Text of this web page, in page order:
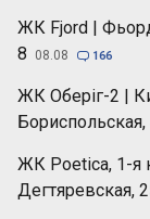
ЖК Fjord |
8
08.08  166
ЖК Оберіг-2 |
Бориспольская,
ЖК Poetica, 1-я
Дегтяревская,